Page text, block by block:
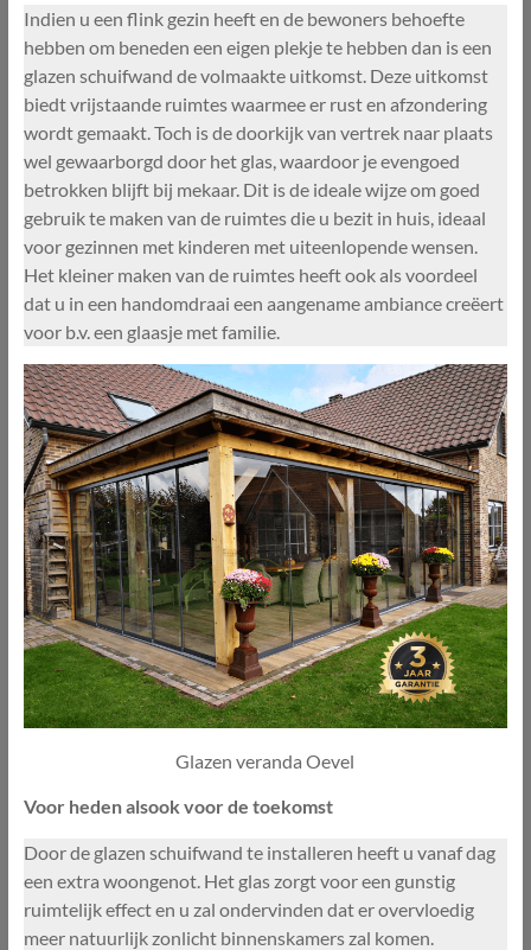
Indien u een flink gezin heeft en de bewoners behoefte
hebben om beneden een eigen plekje te hebben dan is een
glazen schuifwand de volmaakte uitkomst. Deze uitkomst
biedt vrijstaande ruimtes waarmee er rust en afzondering
wordt gemaakt. Toch is de doorkijk van vertrek naar plaats
wel gewaarborgd door het glas, waardoor je evengoed
betrokken blijft bij mekaar. Dit is de ideale wijze om goed
gebruik te maken van de ruimtes die u bezit in huis, ideaal
voor gezinnen met kinderen met uiteenlopende wensen.
Het kleiner maken van de ruimtes heeft ook als voordeel
dat u in een handomdraai een aangename ambiance creëert
voor b.v. een glaasje met familie.
Glazen veranda Oevel
Voor heden alsook voor de toekomst
Door de glazen schuifwand te installeren heeft u vanaf dag
een extra woongenot. Het glas zorgt voor een gunstig
ruimtelijk effect en u zal ondervinden dat er overvloedig
meer natuurlijk zonlicht binnenskamers zal komen.